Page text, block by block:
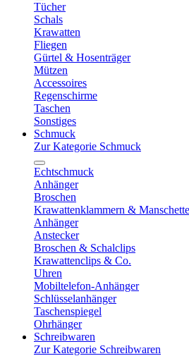
Tücher
Schals
Krawatten
Fliegen
Gürtel & Hosenträger
Mützen
Accessoires
Regenschirme
Taschen
Sonstiges
Schmuck
Zur Kategorie Schmuck
Echtschmuck
Anhänger
Broschen
Krawattenklammern &
Anhänger
Anstecker
Broschen & Schalclips
Krawattenclips & Co.
Uhren
Mobiltelefon-Anhänger
Schlüsselanhänger
Taschenspiegel
Ohrhänger
Schreibwaren
Zur Kategorie Schreibwaren